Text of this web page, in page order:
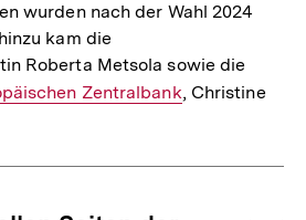
wurden nach der Wahl 2024
kam die
Roberta Metsola sowie die
Zentralbank, Christine